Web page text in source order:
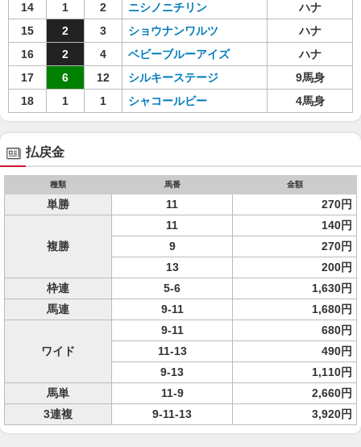
14
1 2 ニシノニチリン
ハナ
15
2 3 ショウナンワルツ
ハナ
16
2 4 ベビーブルーアイズ
ハナ
17
6 12 シルキーステージ
9馬身
18
1 1 シャコールビー 4馬身
払戻金
種類 馬番 金額
単勝 11 270円
複勝
11
140円
9
270円
13
200円
枠連
5-6
1,630円
馬連
9-11 1,680円
ワイド
9-11
680円
11-13
490円
9-13
1,110円
馬単
11-9
2,660円
3連複
9-11-13 3,920円